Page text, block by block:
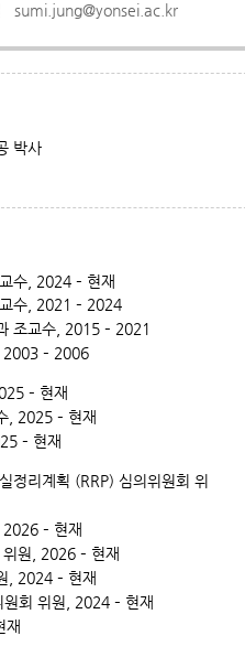
sumi.jung@yonsei.ac.kr
박사
수, 2024 – 현재
수 2021 – 2024
조교수 2015 – 2021
2003 – 2006
– 현재
, 2025 – 현재
– 현재
정리계획 (RRP) 심의위원회 위
2026 – 현재
원
2026 – 현재
2024 – 현재
회 위원
2024 – 현재
재